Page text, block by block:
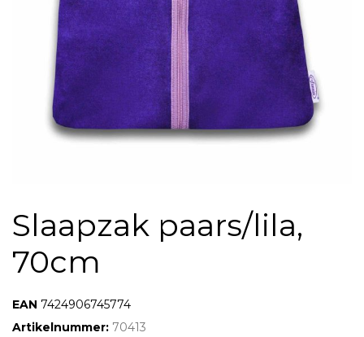
Slaapzak paars/lila,
70cm
EAN: 7424906745774
Artikelnummer: 70413